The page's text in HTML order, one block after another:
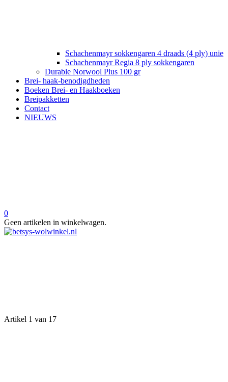
Schachenmayr sokkengaren 4 draads (4 ply) unie
Schachenmayr Regia 8 ply sokkengaren
Durable Norwool Plus 100 gr
Brei- haak-benodigdheden
Boeken Brei- en Haakboeken
Breipakketten
Contact
NIEUWS
0
Geen artikelen in winkelwagen.
Artikel 1 van 17